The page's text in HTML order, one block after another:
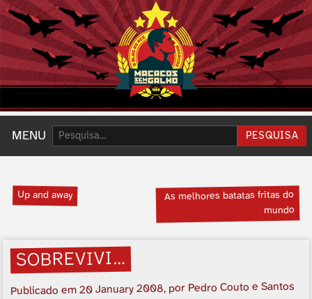
MENU Pesquisar: PESQUISA
Up and away As melhores batatas fritas do
mundo
SOBREVIVI…
Publicado em20 January 2008, por Pedro Couto e Santos